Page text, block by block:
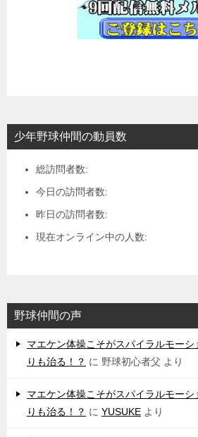
少年野球仲間の動員数
総訪問者数:
今日の訪問者数:
昨日の訪問者数:
現在オンライン中の人数:
野球仲間の声
マエケン体操こそがスパイラルモーシ
りも治る！？ に 野球初心者父 より
マエケン体操こそがスパイラルモーシ
りも治る！？ に YUSUKE より